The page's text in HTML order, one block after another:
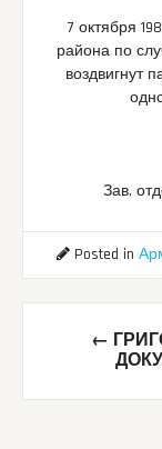
7 октября
района по
воздвигнут
Зав.
Posted in
Post←